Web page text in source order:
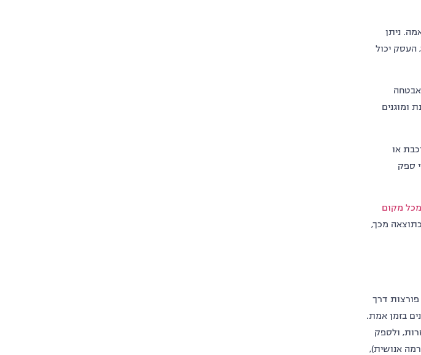
. ניתן
, העסק יכול
אבטחה
ומוגנים
או
ספק
מכל מקום
כתוצאה מכך,
פורצות דרך
בזמן אמת.
, ולספק
אנושית),